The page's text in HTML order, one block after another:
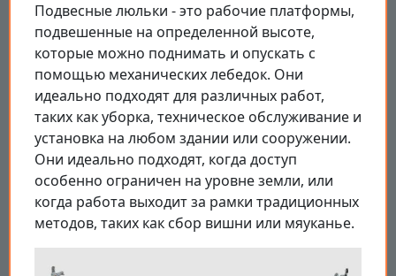
Подвесные люльки - это рабочие платформы,
подвешенные на определенной высоте,
которые можно поднимать и опускать с
помощью механических лебедок. Они
идеально подходят для различных работ,
таких как уборка, техническое обслуживание и
установка на любом здании или сооружении.
Они идеально подходят, когда доступ
особенно ограничен на уровне земли, или
когда работа выходит за рамки традиционных
методов, таких как сбор вишни или мяуканье.